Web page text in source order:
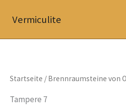
InhaltVermiculite
Startseite / Brennraumsteine von
Tampere 7